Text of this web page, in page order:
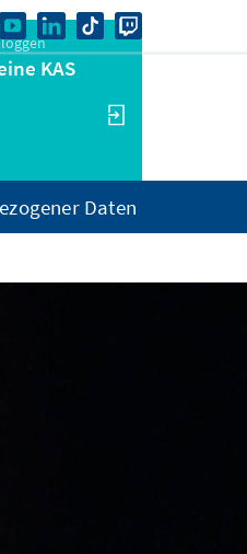
KAS
Daten